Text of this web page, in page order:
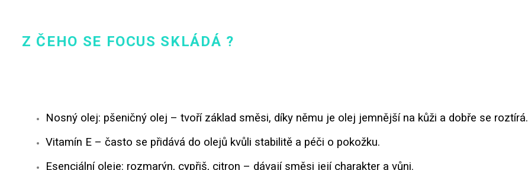
Z ČEHO SE FOCUS SKLÁDÁ ?
Nosný olej: pšeničný olej – tvoří základ směsi, díky němu je olej jemnější na kůži a dobře se roztírá.
Vitamín E – často se přidává do olejů kvůli stabilitě a péči o pokožku.
Esenciální oleje: rozmarýn, cypřiš, citron – dávají směsi její charakter a vůni.